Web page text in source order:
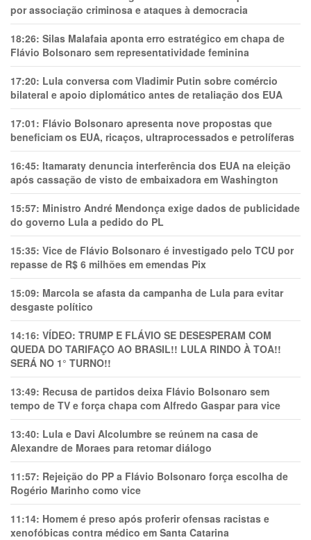
por associação criminosa e ataques à democracia
18:26: Silas Malafaia aponta erro estratégico em chapa de
Flávio Bolsonaro sem representatividade feminina
17:20: Lula conversa com Vladimir Putin sobre comércio
bilateral e apoio diplomático antes de retaliação dos EUA
17:01: Flávio Bolsonaro apresenta nove propostas que
beneficiam os EUA, ricaços, ultraprocessados e petrolíferas
16:45: Itamaraty denuncia interferência dos EUA na eleição
após cassação de visto de embaixadora em Washington
15:57: Ministro André Mendonça exige dados de publicidade
do governo Lula a pedido do PL
15:35: Vice de Flávio Bolsonaro é investigado pelo TCU por
repasse de R$ 6 milhões em emendas Pix
15:09: Marcola se afasta da campanha de Lula para evitar
desgaste político
14:16: VÍDEO: TRUMP E FLÁVIO SE DESESPERAM COM
QUEDA DO TARIFAÇO AO BRASIL!! LULA RINDO À TOA!!
SERÁ NO 1° TURNO!!
13:49: Recusa de partidos deixa Flávio Bolsonaro sem
tempo de TV e força chapa com Alfredo Gaspar para vice
13:40: Lula e Davi Alcolumbre se reúnem na casa de
Alexandre de Moraes para retomar diálogo
11:57: Rejeição do PP a Flávio Bolsonaro força escolha de
Rogério Marinho como vice
11:14: Homem é preso após proferir ofensas racistas e
xenofóbicas contra médico em Santa Catarina